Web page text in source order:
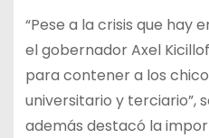
“Pese a la crisis que hay
el gobernador Axel
para contener a los
universitario y terciario”,
además destacó la